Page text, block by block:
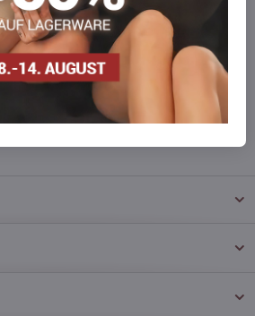
bestellen, als wir
wir füllen die Ware für Sie